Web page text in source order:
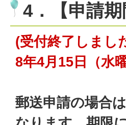
4．【申請期
(受付終了しまし
8年4月15日（水
郵送申請の場合